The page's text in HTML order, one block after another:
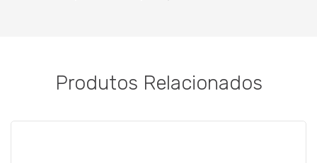
Produtos Relacionados